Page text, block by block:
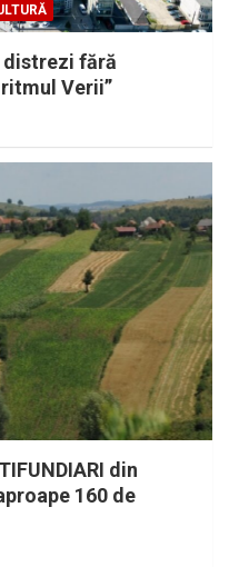
distrezi fără
Verii”
din
160 de